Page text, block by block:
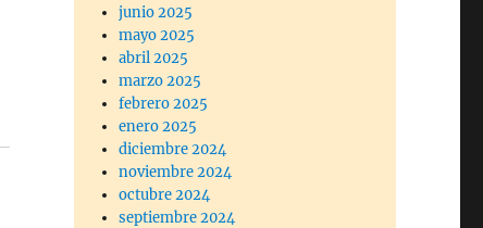
junio 2025
mayo 2025
abril 2025
marzo 2025
febrero 2025
enero 2025
diciembre 2024
noviembre 2024
octubre 2024
septiembre 2024